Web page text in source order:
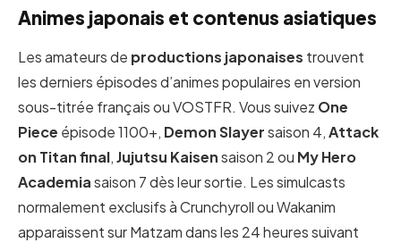
Animes japonais et contenus asiatiques
Les amateurs de productions japonaises trouvent
les derniers épisodes d’animes populaires en version
sous-titrée français ou VOSTFR. Vous suivez One
Piece épisode 1100+, Demon Slayersaison 4,Attack
on Titan final,Jujutsu Kaisensaison 2 ou My Hero
Academiasaison 7 dès leur sortie. Les simulcasts
normalement exclusifs à Crunchyroll ou Wakanim
apparaissent sur Matzam dans les 24 heures suivant